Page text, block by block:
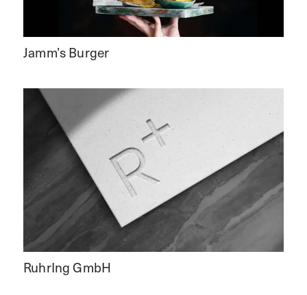
Jamm’s Burger
RuhrIng GmbH